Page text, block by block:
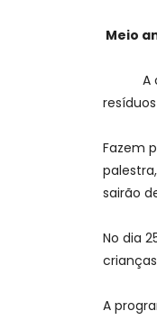
Meio
A
Fazem
sairão
No dia
A